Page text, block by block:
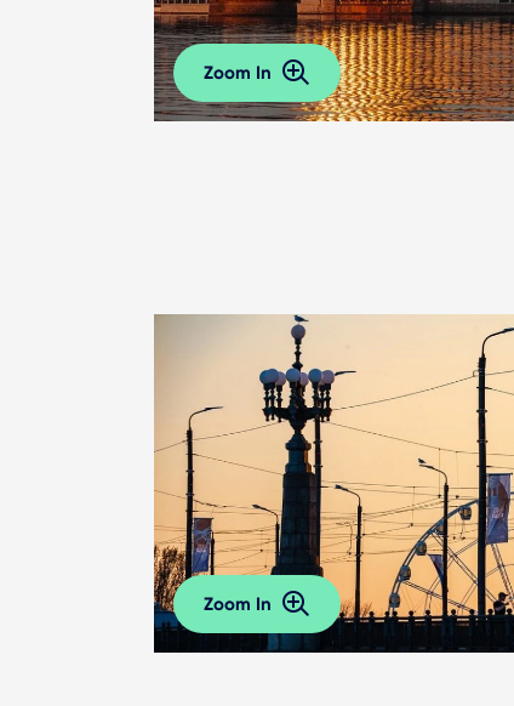
Zoom In
Zoom In